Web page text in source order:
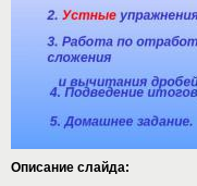
Описание слайда: